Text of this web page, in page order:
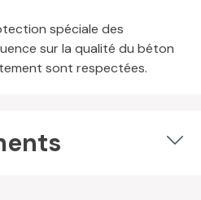
spéciale des
sur la qualité du béton
sont respectées.